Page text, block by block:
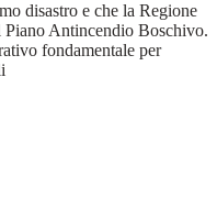
disastro e che la Regione
Piano Antincendio Boschivo.
fondamentale per